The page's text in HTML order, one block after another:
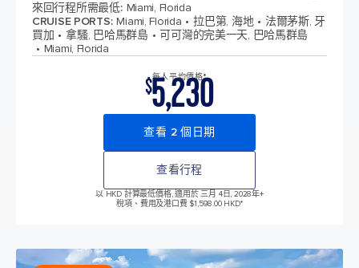
來回行程所需最低: Miami, Florida
CRUISE PORTS: Miami, Florida 拉巴第, 海地
法爾茅斯, 牙
買加
拿騷, 巴哈馬群島
可可灣的完美一天, 巴哈馬群島
Miami, Florida
每人平均價格*
$5,230
查看 2 個日期
查看行程
以 HKD 計算最低價格, 適用於 三月 4日, 2028年+
稅項、費用及港口費 $1,598.00 HKD*